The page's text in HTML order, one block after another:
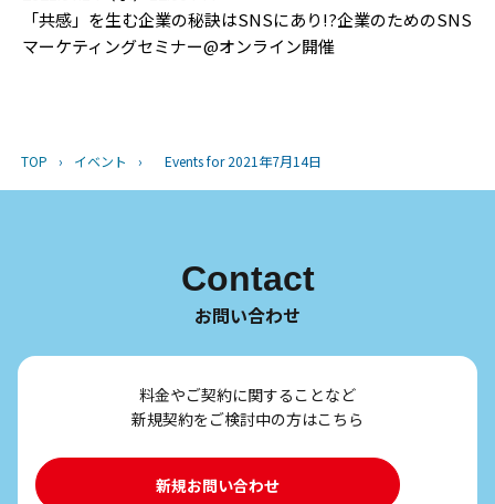
「共感」を生む企業の秘訣はSNSにあり!?企業のためのSNS
マーケティングセミナー@オンライン開催
TOP › イベント › Events for 2021年7月14日
Contact
お問い合わせ
料金やご契約に関することなど
新規契約をご検討中の方はこちら
新規お問い合わせ